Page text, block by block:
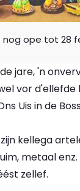
nog ope tot 28
jare, 'n
vor d'ellefde
Uis in de
kellega
metaal
zellef.